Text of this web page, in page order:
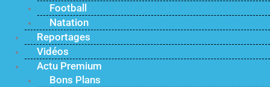
Football
Natation
Reportages
Vidéos
Actu Premium
Bons Plans